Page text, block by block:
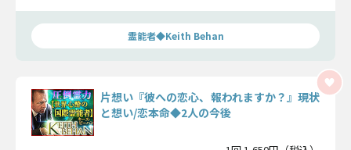
霊能者◆Keith Behan
片想い『彼への恋心、報われますか？』現状
と想い/恋本命◆2人の今後